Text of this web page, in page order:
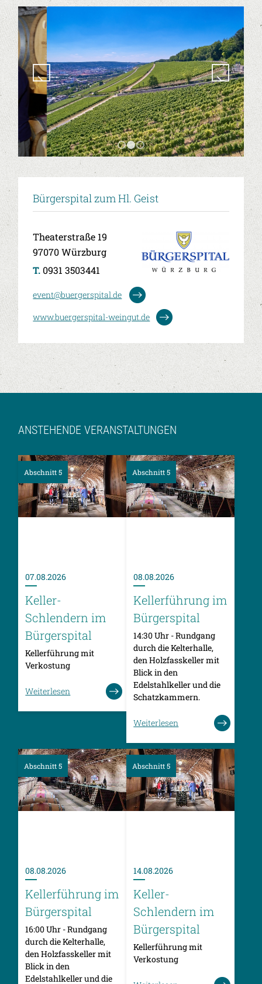
1 2 3
Bürgerspital zum Hl. Geist
Theaterstraße 19
97070 Würzburg
T. 0931 3503441
event@buergerspital.de
www.buergerspital-weingut.de
ANSTEHENDE VERANSTALTUNGEN
07.08.2026
Keller-
Schlendern im
Bürgerspital
Abschnitt 5
Kellerführung mit
Verkostung
Weiterlesen
08.08.2026
Kellerführung im
Bürgerspital
Abschnitt 5
14:30 Uhr - Rundgang
durch die Kelterhalle,
den Holzfasskeller mit
Blick in den
Edelstahlkeller und die
Schatzkammern.
Weiterlesen
08.08.2026
Kellerführung im
Bürgerspital
Abschnitt 5
16:00 Uhr - Rundgang
durch die Kelterhalle,
den Holzfasskeller mit
Blick in den
Edelstahlkeller und die
14.08.2026
Keller-
Schlendern im
Bürgerspital
Abschnitt 5
Kellerführung mit
Verkostung